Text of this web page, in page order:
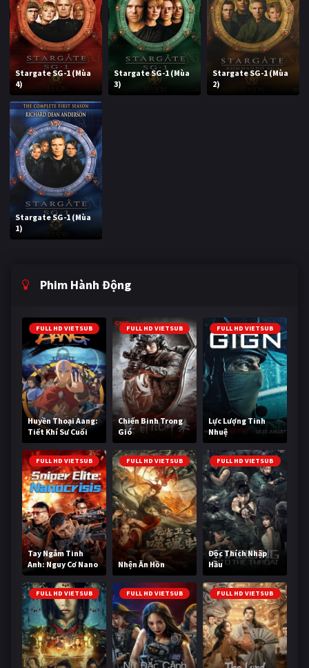
Stargate SG-1 (Mùa
4)
Stargate SG-1 (Mùa
3)
Stargate SG-1 (Mùa
2)
Stargate SG-1 (Mùa
1)
Phim Hành Động
FULL HD VIETSUB
Huyền Thoại Aang:
Tiết Khí Sư Cuối
Cùng
FULL HD VIETSUB
Chiến Binh Trong
Gió
FULL HD VIETSUB
Lực Lượng Tinh
Nhuệ
FULL HD VIETSUB
Tay Ngắm Tinh
Anh: Nguy Cơ Nano
FULL HD VIETSUB
Nhện Ăn Hồn
FULL HD VIETSUB
Độc Thích Nhập
Hầu
FULL HD VIETSUB FULL HD VIETSUB FULL HD VIETSUB